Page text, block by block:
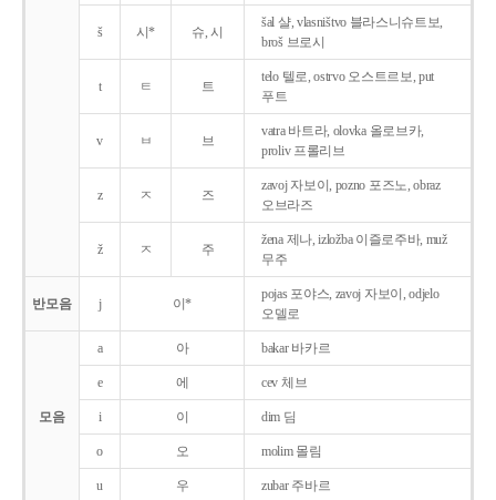
š 시* 슈, 시
šal 샬, vlasništvo 블라스니슈트보,
broš 브로시
t ㅌ 트
telo 텔로, ostrvo 오스트르보, put
푸트
v ㅂ 브
vatra 바트라, olovka 올로브카,
proliv 프롤리브
z ㅈ 즈
zavoj 자보이, pozno 포즈노, obraz
오브라즈
ž ㅈ 주
žena 제나, izložba 이즐로주바, muž
무주
반모음 j 이*
pojas 포야스, zavoj 자보이, odjelo
오델로
모음
a 아 bakar 바카르
e 에 cev 체브
i 이 dim 딤
o 오 molim 몰림
u 우 zubar 주바르